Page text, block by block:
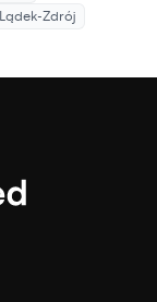
Lądek-Zdrój